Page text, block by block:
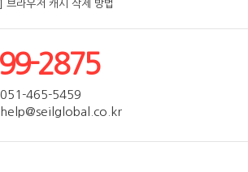
] 브라우저 캐시 삭제 방법
브라우저 캐시 삭제 방법
2875
051-465-5459
help@seilglobal.co.kr